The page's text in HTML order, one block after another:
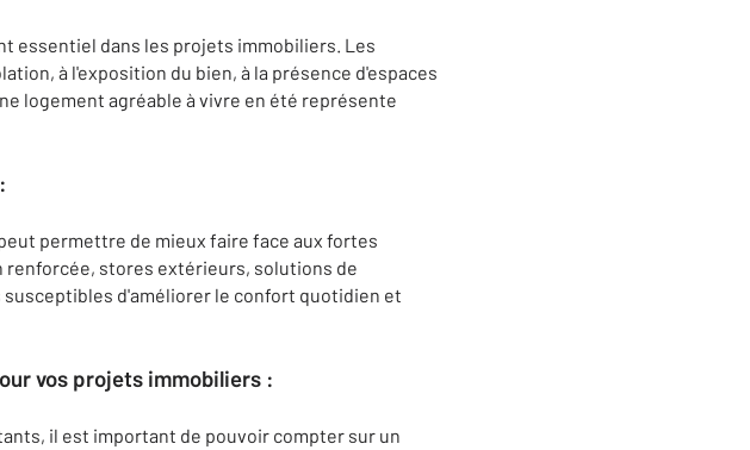
essentiel dans les projets immobiliers. Les
à l'exposition du bien, à la présence d'espaces
logement agréable à vivre en été représente
permettre de mieux faire face aux fortes
renforcée, stores extérieurs, solutions de
d'améliorer le confort quotidien et
vos projets immobiliers :
il est important de pouvoir compter sur un